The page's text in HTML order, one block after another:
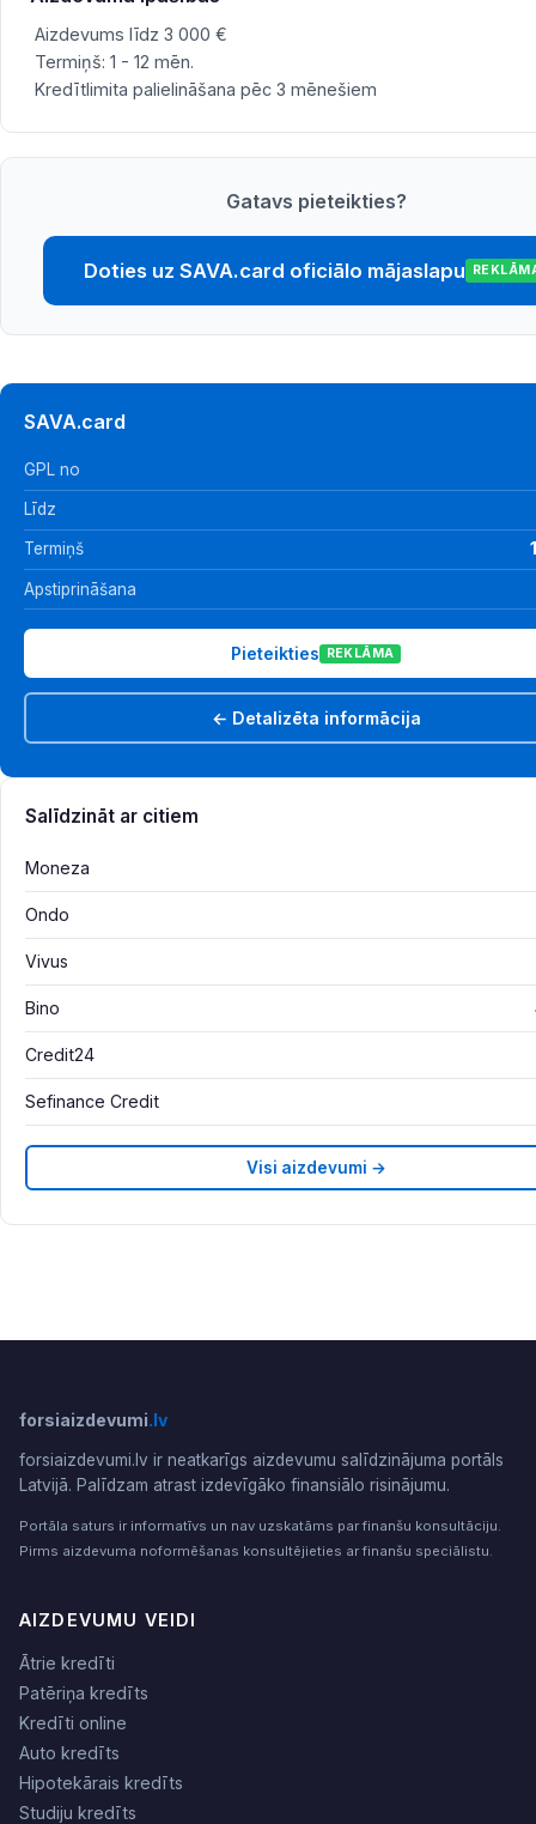
Aizdevums līdz 3 000 €
Termiņš: 1 - 12 mēn.
Kredītlimita palielināšana pēc 3 mēnešiem
Gatavs pieteikties?
Doties uz SAVA.card oficiālo mājaslapu
SAVA.card
GPL no
Līdz
Termiņš
Apstiprināšana
Pieteikties REKLĀMA
← Detalizēta informācija
Salīdzināt ar citiem
Moneza
Ondo
Vivus
Bino
Credit24
Sefinance Credit
Visi aizdevumi →
forsiaizdevumi.lv
forsiaizdevumi.lv ir neatkarīgs aizdevumu salīdzinājuma portāls
Latvijā. Palīdzam atrast izdevīgāko finansiālo risinājumu.
Portāla saturs ir informatīvs un nav uzskatāms par finanšu konsultāciju.
Pirms aizdevuma noformēšanas konsultējieties ar finanšu speciālistu.
AIZDEVUMU VEIDI
Ātrie kredīti
Patēriņa kredīts
Kredīti online
Auto kredīts
Hipotekārais kredīts
Studiju kredīts